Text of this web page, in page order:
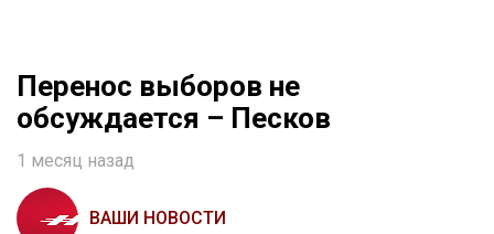
Перенос выборов не
обсуждается – Песков
1 месяц назад
ВАШИ НОВОСТИ